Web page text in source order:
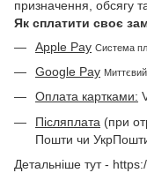
призначення, обсягу
Як сплатити своє
Apple Pay Система
Google Pay
Оплата картками:
Післяплата (при
Пошти чи
Детальніше тут -